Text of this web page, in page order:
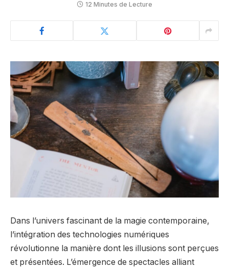
12 Minutes de Lecture
Dans l’univers fascinant de la magie contemporaine,
l’intégration des technologies numériques
révolutionne la manière dont les illusions sont perçues
et présentées. L’émergence de spectacles alliant